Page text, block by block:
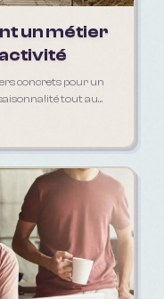
un métier
concrets pour un
tout au